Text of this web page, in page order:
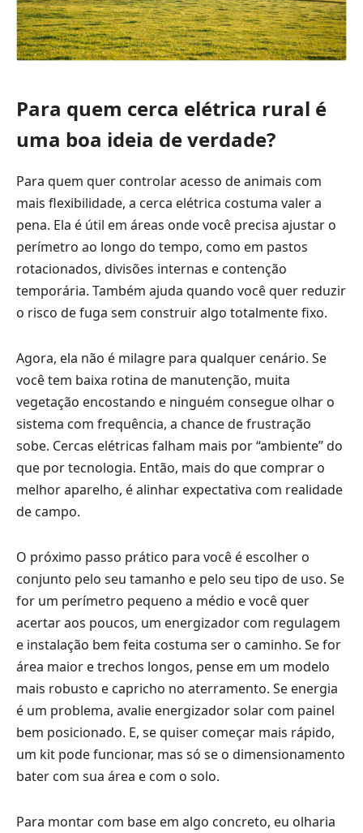
Para quem cerca elétrica rural é
uma boa ideia de verdade?
Para quem quer controlar acesso de animais com
mais flexibilidade, a cerca elétrica costuma valer a
pena. Ela é útil em áreas onde você precisa ajustar o
perímetro ao longo do tempo, como em pastos
rotacionados, divisões internas e contenção
temporária. Também ajuda quando você quer reduzir
o risco de fuga sem construir algo totalmente fixo.
Agora, ela não é milagre para qualquer cenário. Se
você tem baixa rotina de manutenção, muita
vegetação encostando e ninguém consegue olhar o
sistema com frequência, a chance de frustração
sobe. Cercas elétricas falham mais por “ambiente” do
que por tecnologia. Então, mais do que comprar o
melhor aparelho, é alinhar expectativa com realidade
de campo.
O próximo passo prático para você é escolher o
conjunto pelo seu tamanho e pelo seu tipo de uso. Se
for um perímetro pequeno a médio e você quer
acertar aos poucos, um energizador com regulagem
e instalação bem feita costuma ser o caminho. Se for
área maior e trechos longos, pense em um modelo
mais robusto e capricho no aterramento. Se energia
é um problema, avalie energizador solar com painel
bem posicionado. E, se quiser começar mais rápido,
um kit pode funcionar, mas só se o dimensionamento
bater com sua área e com o solo.
Para montar com base em algo concreto, eu olharia